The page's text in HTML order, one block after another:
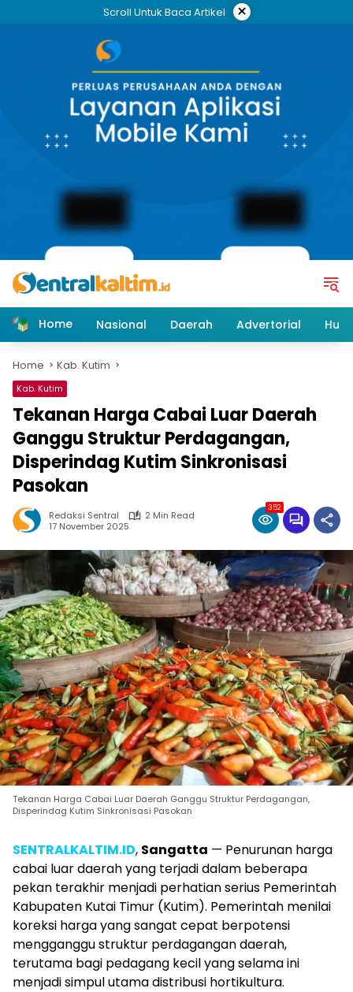
Scroll Untuk Baca Artikel ×
Home Nasional Daerah Advertorial
Home Kab. Kutim
Kab. Kutim
Tekanan Harga Cabai Luar Daerah
Ganggu Struktur Perdagangan,
Disperindag Kutim Sinkronisasi
Pasokan
Redaksi Sentral
2 Min Read
17 November 2025
352
Tekanan Harga Cabai Luar Daerah Ganggu Struktur Perdagangan,
Disperindag Kutim Sinkronisasi Pasokan
SENTRALKALTIM.ID, Sangatta — Penurunan harga
cabai luar daerah yang terjadi dalam beberapa
pekan terakhir menjadi perhatian serius Pemerintah
Kabupaten Kutai Timur (Kutim). Pemerintah menilai
koreksi harga yang sangat cepat berpotensi
mengganggu struktur perdagangan daerah,
terutama bagi pedagang kecil yang selama ini
menjadi simpul utama distribusi hortikultura.